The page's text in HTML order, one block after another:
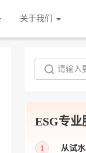
关于我们
ESG专业
1